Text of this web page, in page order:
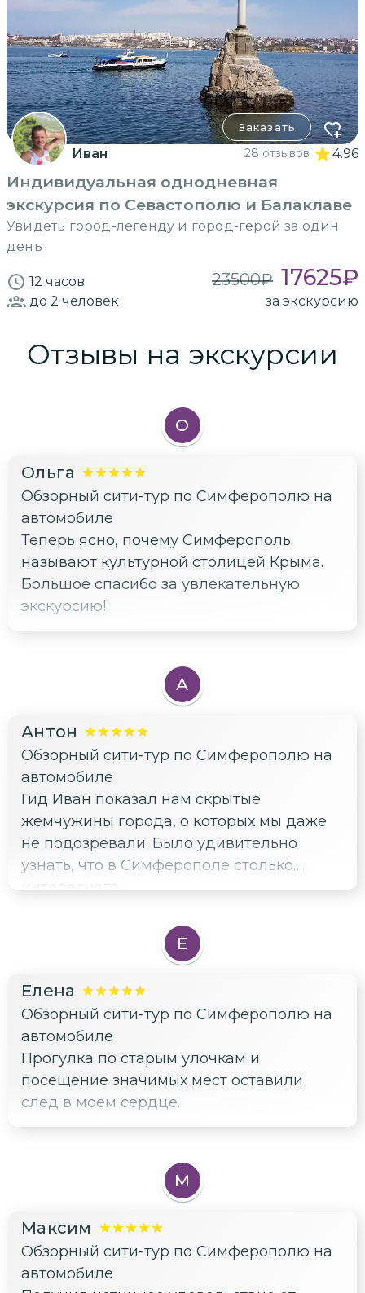
Заказать
Иван 28 отзывов 4.96
Индивидуальная однодневная
экскурсия по Севастополю и Балаклаве
Увидеть город-легенду и город-герой за один
день
12 часов 23500₽ 17625₽
до 2 человек за экскурсию
Отзывы на экскурсии
О
Ольга
Обзорный сити-тур по Симферополю на
автомобиле
Теперь ясно, почему Симферополь
называют культурной столицей Крыма.
Большое спасибо за увлекательную
экскурсию!
А
Антон
Обзорный сити-тур по Симферополю на
автомобиле
Гид Иван показал нам скрытые
жемчужины города, о которых мы даже
не подозревали. Было удивительно
узнать, что в Симферополе столько
Е
Елена
Обзорный сити-тур по Симферополю на
автомобиле
Прогулка по старым улочкам и
посещение значимых мест оставили
след в моем сердце.
М
Максим
Обзорный сити-тур по Симферополю на
автомобиле